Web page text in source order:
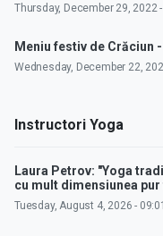
Thursday, December 29, 2022
Meniu festiv de Crăciun
Wednesday, December 22,
Instructori Yoga
Laura Petrov: "Yoga
cu mult dimensiunea
Tuesday, August 4, 2026 - 09:01